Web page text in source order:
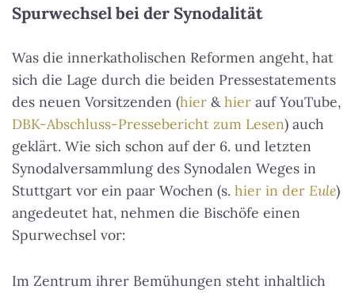
Spurwechsel bei der Synodalität
Was die innerkatholischen Reformen angeht, hat
sich die Lage durch die beiden Pressestatements
des neuen Vorsitzenden (hier &hier auf YouTube,
DBK-Abschluss-Pressebericht zum Lesen) auch
geklärt. Wie sich schon auf der 6. und letzten
Synodalversammlung des Synodalen Weges in
Stuttgart vor ein paar Wochen (s. hier in der Eule)
angedeutet hat, nehmen die Bischöfe einen
Spurwechsel vor:
Im Zentrum ihrer Bemühungen steht inhaltlich